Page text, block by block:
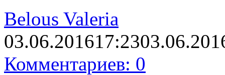
Belous Valeria
03.06.201617:23
Комментариев: 0